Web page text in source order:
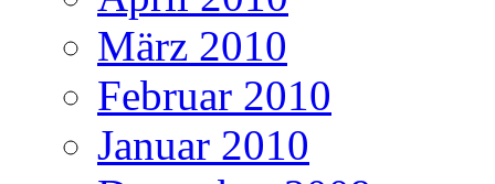
März 2010
Februar 2010
Januar 2010